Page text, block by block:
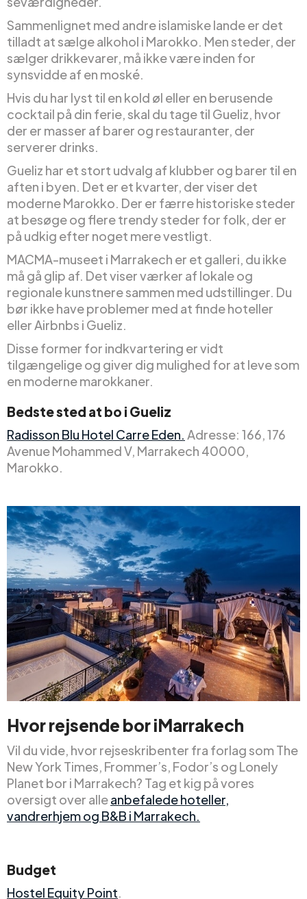
Sammenlignet med andre islamiske lande er det
tilladt at sælge alkohol i Marokko. Men steder, der
sælger drikkevarer, må ikke være inden for
synsvidde af en moské.
Hvis du har lyst til en kold øl eller en berusende
cocktail på din ferie, skal du tage til Gueliz, hvor
der er masser af barer og restauranter, der
serverer drinks.
Gueliz har et stort udvalg af klubber og barer til en
aften i byen. Det er et kvarter, der viser det
moderne Marokko. Der er færre historiske steder
at besøge og flere trendy steder for folk, der er
på udkig efter noget mere vestligt.
MACMA-museet i Marrakech er et galleri, du ikke
må gå glip af. Det viser værker af lokale og
regionale kunstnere sammen med udstillinger. Du
bør ikke have problemer med at finde hoteller
eller Airbnbs i Gueliz.
Disse former for indkvartering er vidt
tilgængelige og giver dig mulighed for at leve som
en moderne marokkaner.
Bedste sted at bo i Gueliz
Radisson Blu Hotel Carre Eden. Adresse: 166, 176
Avenue Mohammed V, Marrakech 40000,
Marokko.
Hvor rejsende bor iMarrakech
Vil du vide, hvor rejseskribenter fra forlag som The
New York Times, Frommer’s, Fodor’s og Lonely
Planet bor i Marrakech? Tag et kig på vores
oversigt over alleanbefalede hoteller,
vandrerhjem og B&B i Marrakech.
Budget
Hostel Equity Point.